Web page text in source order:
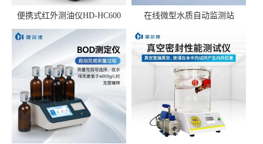
便携式红外测油仪HD-HC600 在线微型水质自动监测站